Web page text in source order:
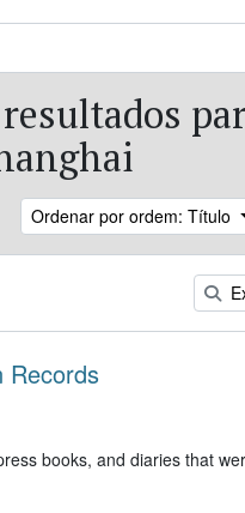
Ordenar por ordem: Título
Records
books, and diaries that